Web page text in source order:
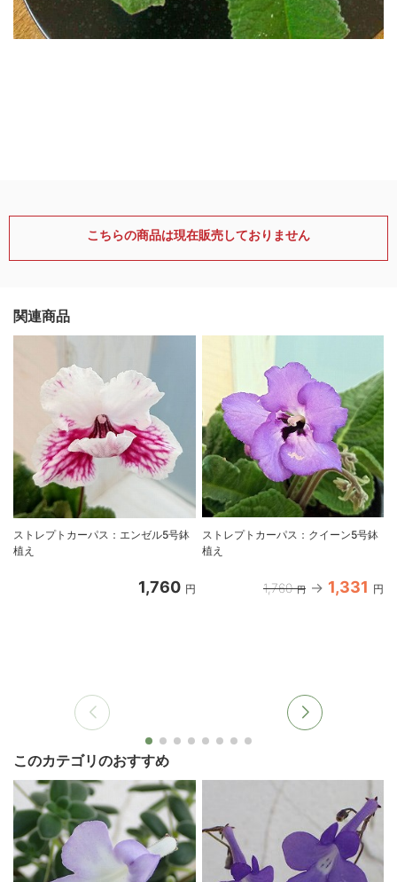
こちらの商品は現在販売しておりません
関連商品
ストレプトカーパス：エンゼル5号鉢
植え
1,760 円
ストレプトカーパス：クイーン5号鉢
植え
1,760 円 1,331 円
このカテゴリのおすすめ